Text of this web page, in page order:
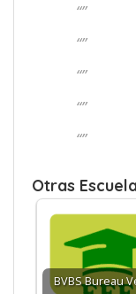
“”
“”
“”
“”
“”
Otras
BVBS Bureau